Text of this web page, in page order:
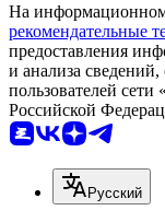
На информационном
рекомендательные
предоставления
и анализа
пользователей
Российской
Русский